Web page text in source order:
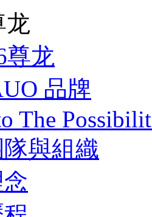
龙
尊龙
品牌
The
與組織